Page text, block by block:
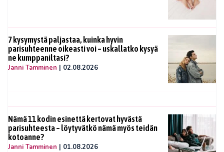
7 kysymystä paljastaa, kuinka hyvin
parisuhteenne oikeasti voi – uskallatko kysyä
ne kumppaniltasi?
Janni Tamminen | 02.08.2026
Nämä 11 kodin esinettä kertovat hyvästä
parisuhteesta – löytyvätkö nämä myös teidän
kotoanne?
Janni Tamminen | 01.08.2026